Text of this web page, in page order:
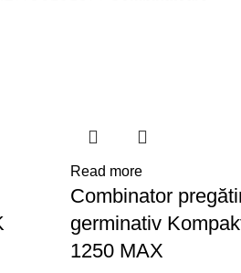
Read more
Combinator
germinativ
1250 MAX